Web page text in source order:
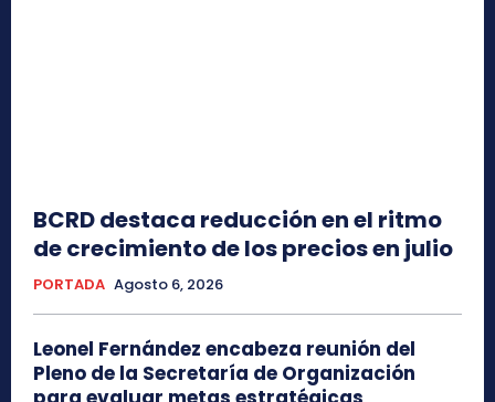
BCRD destaca reducción en el ritmo
de crecimiento de los precios en julio
PORTADA Agosto 6, 2026
Leonel Fernández encabeza reunión del
Pleno de la Secretaría de Organización